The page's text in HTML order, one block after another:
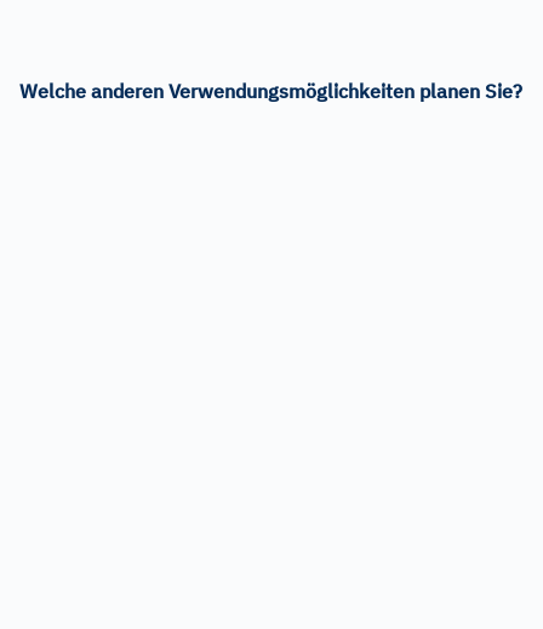
Welche anderen Verwendungsmöglichkeiten planen Sie?